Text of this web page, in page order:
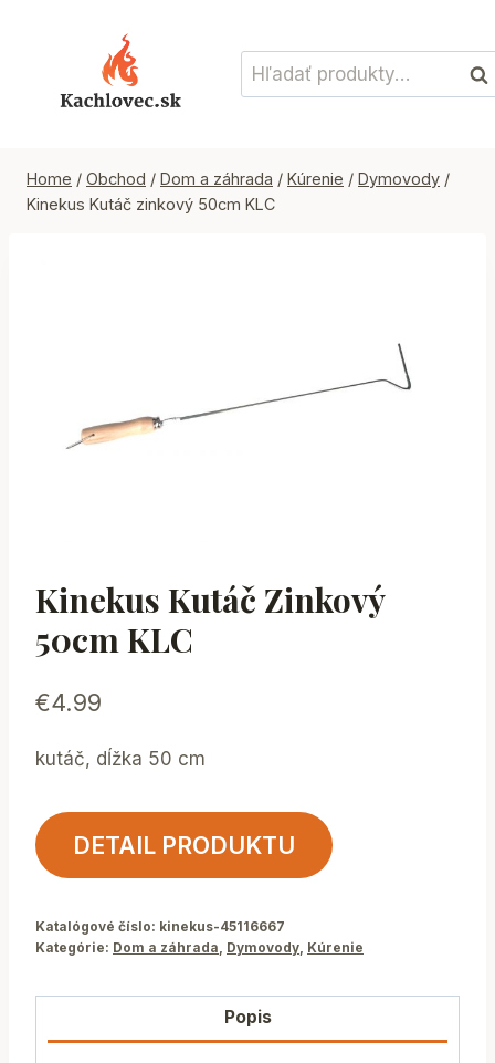
Hľadať:
Home / Obchod / Dom a záhrada / Kúrenie / Dymovody /
Kinekus Kutáč zinkový 50cm KLC
Kinekus Kutáč Zinkový
50cm KLC
€4.99
kutáč, dĺžka 50 cm
DETAIL PRODUKTU
Katalógové číslo: kinekus-45116667
Kategórie: Dom a záhrada Dymovody Kúrenie
Popis